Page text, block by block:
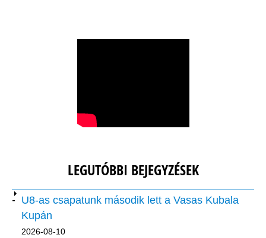
LEGUTÓBBI BEJEGYZÉSEK
U8-as csapatunk második lett a Vasas Kubala
Kupán
2026-08-10